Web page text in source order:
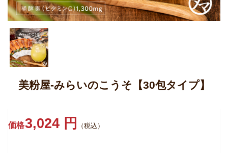
美粉屋-みらいのこうそ【30包タイプ】
価格3,024 円 （税込）